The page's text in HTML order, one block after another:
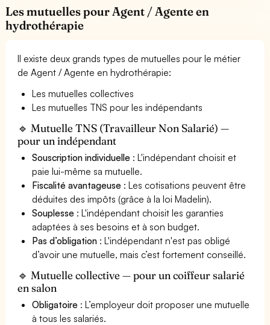
Les mutuelles pour Agent / Agente en
hydrothérapie
Il existe deux grands types de mutuelles pour le métier
de Agent / Agente en hydrothérapie:
Les mutuelles collectives
Les mutuelles TNS pour les indépendants
🔹 Mutuelle TNS (Travailleur Non Salarié) —
pour un indépendant
Souscription individuelle : L'indépendant choisit et
paie lui-même sa mutuelle.
Fiscalité avantageuse : Les cotisations peuvent être
déduites des impôts (grâce à la loi Madelin).
Souplesse : L'indépendant choisit les garanties
adaptées à ses besoins et à son budget.
Pas d’obligation : L'indépendant n'est pas obligé
d’avoir une mutuelle, mais c’est fortement conseillé.
🔹 Mutuelle collective — pour un coiffeur salarié
en salon
Obligatoire : L’employeur doit proposer une mutuelle
à tous les salariés.